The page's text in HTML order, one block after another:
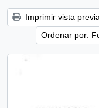
Imprimir vista previa
Ordenar por: